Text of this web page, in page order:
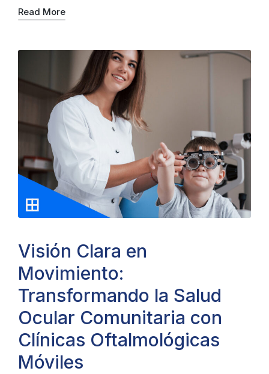
Read More
Visión Clara en
Movimiento:
Transformando la Salud
Ocular Comunitaria con
Clínicas Oftalmológicas
Móviles